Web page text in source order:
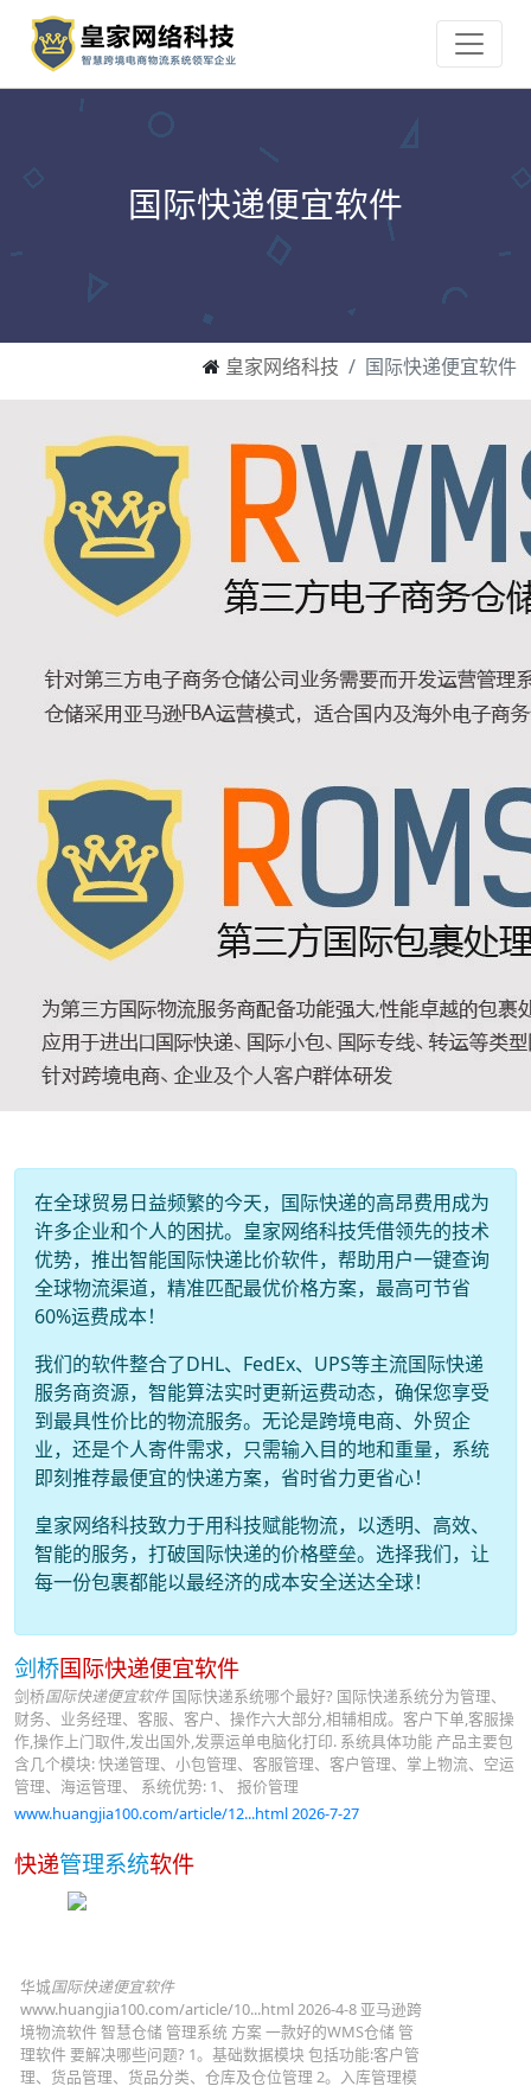
国际快递便宜软件
皇家网络科技 国际快递便宜软件
在全球贸易日益频繁的今天，国际快递的高昂费用成为
许多企业和个人的困扰。皇家网络科技凭借领先的技术
优势，推出智能国际快递比价软件，帮助用户一键查询
全球物流渠道，精准匹配最优价格方案，最高可节省
60%运费成本！
我们的软件整合了DHL、FedEx、UPS等主流国际快递
服务商资源，智能算法实时更新运费动态，确保您享受
到最具性价比的物流服务。无论是跨境电商、外贸企
业，还是个人寄件需求，只需输入目的地和重量，系统
即刻推荐最便宜的快递方案，省时省力更省心！
皇家网络科技致力于用科技赋能物流，以透明、高效、
智能的服务，打破国际快递的价格壁垒。选择我们，让
每一份包裹都能以最经济的成本安全送达全球！
剑桥国际快递便宜软件
剑桥国际快递便宜软件国际快递系统哪个最好? 国际快递系统分为管理、
财务、业务经理、客服、客户、操作六大部分,相辅相成。客户下单,客服操
作,操作上门取件,发出国外,发票运单电脑化打印. 系统具体功能 产品主要包
含几个模块: 快递管理、小包管理、客服管理、客户管理、掌上物流、空运
管理、海运管理、 系统优势: 1、 报价管理
www.huangjia100.com/article/12...html 2026-7-27
快递管理系统软件
华城国际快递便宜软件
www.huangjia100.com/article/10...html 2026-4-8 亚马逊跨
境物流软件 智慧仓储 管理系统 方案 一款好的WMS仓储 管
理软件 要解决哪些问题? 1。基础数据模块 包括功能:客户管
理、货品管理、货品分类、仓库及仓位管理 2。入库管理模